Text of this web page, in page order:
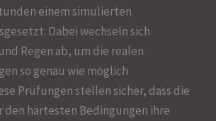
einem simulierten
Dabei wechseln sich
Regen ab, um die realen
so genau wie möglich
Prüfungen stellen sicher, dass die
den härtesten Bedingungen ihre